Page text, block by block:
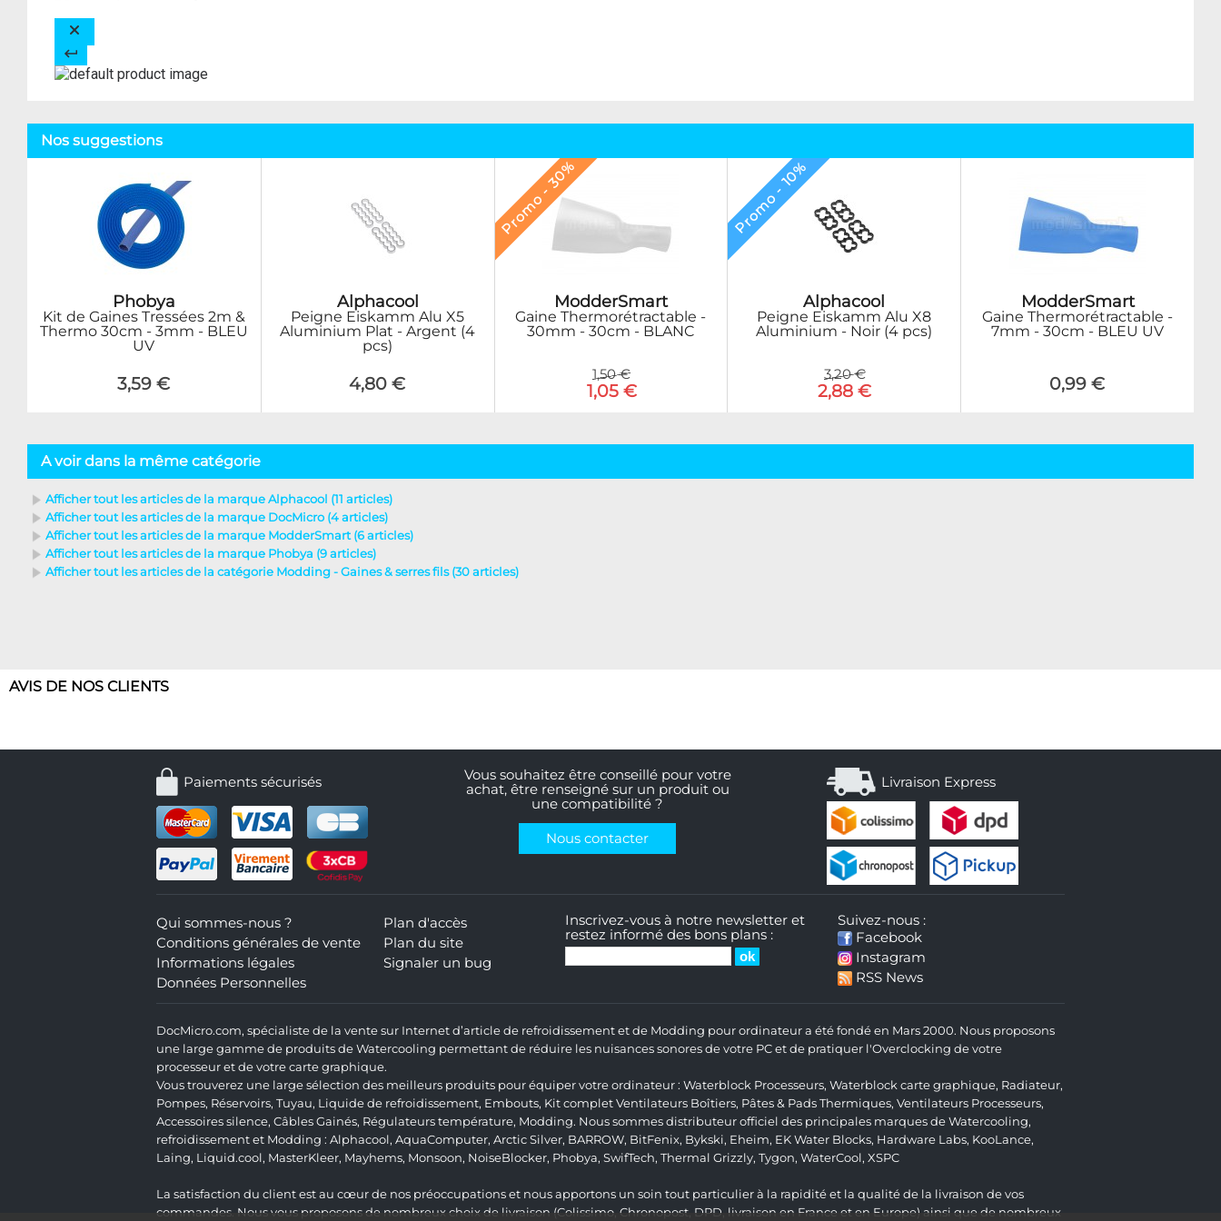
Nos suggestions
Phobya
Kit de Gaines Tressées 2m &
Thermo 30cm - 3mm - BLEU
UV
3,59 €
Alphacool
Peigne Eiskamm Alu X5
Aluminium Plat - Argent (4
pcs)
4,80 €
Promo - 30%
ModderSmart
Gaine Thermorétractable -
30mm - 30cm - BLANC
1,50 €
1,05 €
Promo - 10%
Alphacool
Peigne Eiskamm Alu X8
Aluminium - Noir (4 pcs)
3,20 €
2,88 €
ModderSmart
Gaine Thermorétractable -
7mm - 30cm - BLEU UV
0,99 €
A voir dans la même catégorie
Afficher tout les articles de la marque Alphacool (11 articles)
Afficher tout les articles de la marque DocMicro (4 articles)
Afficher tout les articles de la marque ModderSmart (6 articles)
Afficher tout les articles de la marque Phobya (9 articles)
Afficher tout les articles de la catégorie Modding - Gaines & serres fils (30 articles)
AVIS DE NOS CLIENTS
Paiements sécurisés
Vous souhaitez être conseillé pour votre
achat, être renseigné sur un produit ou
une compatibilité ?
Nous contacter
Livraison Express
Qui sommes-nous ?
Conditions générales de vente
Informations légales
Données Personnelles
Plan d'accès
Plan du site
Signaler un bug
Inscrivez-vous à notre newsletter et
restez informé des bons plans :
Suivez-nous :
Facebook
Instagram
RSS News
DocMicro.com, spécialiste de la vente sur Internet d’article de refroidissement et de Modding pour ordinateur a été fondé en Mars 2000. Nous proposons
une large gamme de produits de Watercooling permettant de réduire les nuisances sonores de votre PC et de pratiquer l'Overclocking de votre
processeur et de votre carte graphique.
Vous trouverez une large sélection des meilleurs produits pour équiper votre ordinateur : Waterblock Processeurs, Waterblock carte graphique, Radiateur,
Pompes, Réservoirs, Tuyau, Liquide de refroidissement, Embouts, Kit complet Ventilateurs Boîtiers, Pâtes & Pads Thermiques, Ventilateurs Processeurs,
Accessoires silence, Câbles Gainés, Régulateurs température, Modding. Nous sommes distributeur officiel des principales marques de Watercooling,
refroidissement et Modding : Alphacool, AquaComputer, Arctic Silver, BARROW, BitFenix, Bykski, Eheim, EK Water Blocks, Hardware Labs, KooLance,
Laing, Liquid.cool, MasterKleer, Mayhems, Monsoon, NoiseBlocker, Phobya, SwifTech, Thermal Grizzly, Tygon, WaterCool, XSPC
La satisfaction du client est au cœur de nos préoccupations et nous apportons un soin tout particulier à la rapidité et la qualité de la livraison de vos
commandes. Nous vous proposons de nombreux choix de livraison (Colissimo, Chronopost, DPD, livraison en France et en Europe) ainsi que de nombreux